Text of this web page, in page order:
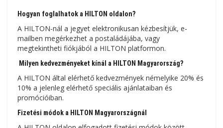
Hogyan foglalhatok a HILTON oldalon?
A HILTON-nál a jegyet elektronikusan kézbesítjük, e-
mailben megérkezhet a postaládájába, vagy
megtekintheti fiókjából a HILTON platformon.
Milyen kedvezményeket kínál a HILTON Magyarország?
A HILTON által elérhető kedvezmények némelyike ​​20% és
10% a jelenleg elérhető speciális ajánlataiban és
promócióiban.
Fizetési módok a HILTON Magyarországnál